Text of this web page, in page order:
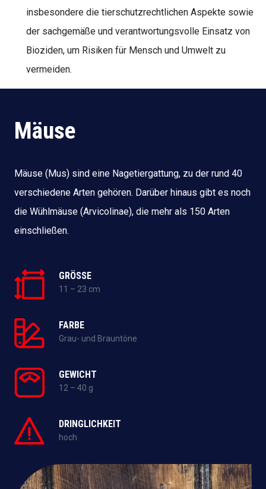
insbesondere die tierschutzrechtlichen Aspekte sowie
der sachgemäße und verantwortungsvolle Einsatz von
Bioziden, um Risiken für Mensch und Umwelt zu
vermeiden.
Mäuse
Mäuse (Mus) sind eine Nagetiergattung, zu der rund 40
verschiedene Arten gehören. Darüber hinaus gibt es noch
die Wühlmäuse (Arvicolinae), die mehr als 150 Arten
einschließen.
GRÖSSE
11 – 23 cm
FARBE
Grau- und Brauntöne
GEWICHT
12 – 40 g
DRINGLICHKEIT
hoch